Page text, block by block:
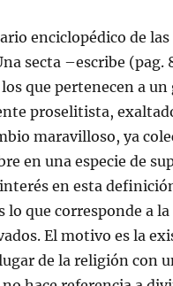
enciclopédico de las
secta –escribe (pag.
que pertenecen a
proselitista,
maravilloso, ya
en una especie de
en esta
lo que corresponde a
El motivo es la
de la religión con